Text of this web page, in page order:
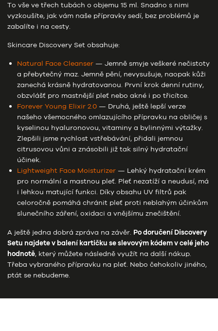
To vše ve třech tubách o objemu 15 ml. Snadno s nimi
vyzkoušíte, jak vám naše přípravky sedí, bez problémů je
zabalíte i na cesty.
Skincare Discovery Set obsahuje:
Natural Face Cleanser — Jemně smyje veškeré nečistoty
a přebytečný maz. Jemně pění, nevysušuje, naopak kůži
zanechá krásně hydratovanou. První krok denní rutiny,
obzvlášť pro mastnější pleť nebo akné i po třicítce.
Forever Young Elixir 2.0 — Druhá, ještě lepší verze
našeho všemocného omlazujícího přípravku na obličej s
kyselinou hyaluronovou, vitaminy a bylinnými výtažky.
Zlepšili jsme rychlost vstřebávání, přidali jemnou
citrusovou vůni a znásobili již tak silný hydratační
účinek.
Lightweight Face Moisturizer — Lehký hydratační krém
pro normální a mastnou pleť. Pleť nezatíží a neudusí, má
i lehkou matující funkci. Díky obsahu UV filtrů pak
celoročně pomáhá chránit pleť proti neblahým účinkům
slunečního záření, oxidaci a vnějšímu znečištění.
A ještě jedna dobrá zpráva na závěr. Po doručení Discovery
Setu najdete v balení kartičku se slevovým kódem v celé jeho
hodnotě, který můžete následně využít na další nákup.
Třeba vybraného přípravku na pleť. Nebo čehokoliv jiného,
ptát se nebudeme.